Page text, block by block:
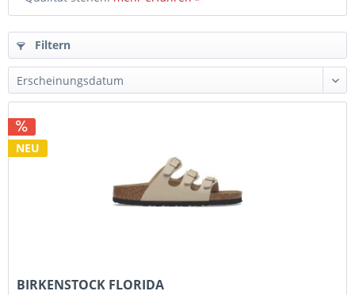
Filtern
NEU
BIRKENSTOCK FLORIDA